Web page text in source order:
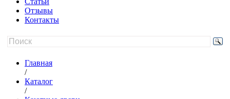
Отзывы
Контакты
Главная
/
Каталог
/